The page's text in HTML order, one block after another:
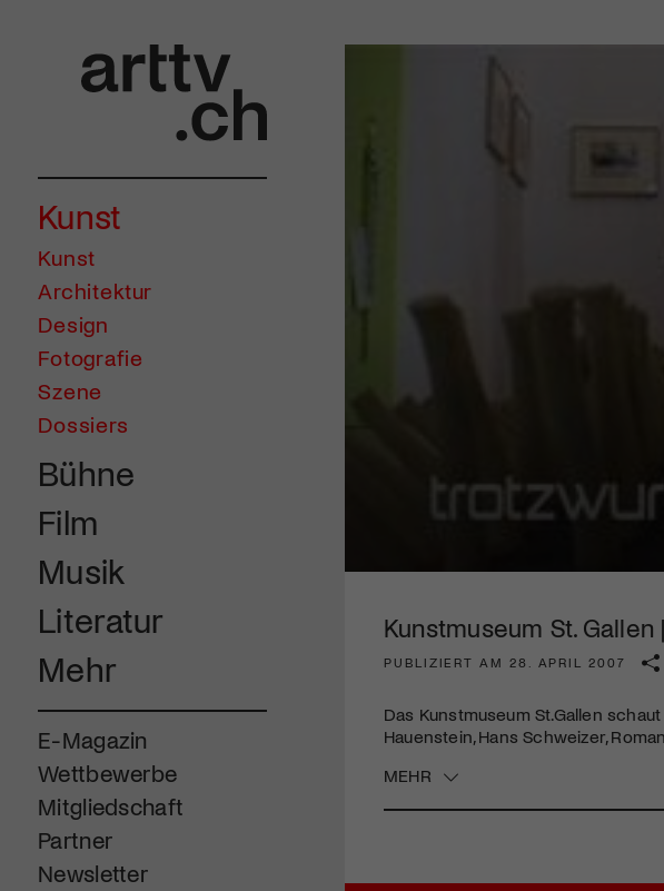
Kunst
Kunst
Architektur
Design
Fotografie
Szene
Dossiers
Bühne
Film
Musik
Literatur
Mehr
E-Magazin
Wettbewerbe
Mitgliedschaft
Partner
Newsletter
Kunstmuseum St.
PUBLIZIERT AM 28. APRIL 2007
Das Kunstmuseum St.Gallen
Hauenstein, Hans Schweizer,
MEHR
Engagiere dich als
Kulturinstitution
diversen
Jetzt Mitglied